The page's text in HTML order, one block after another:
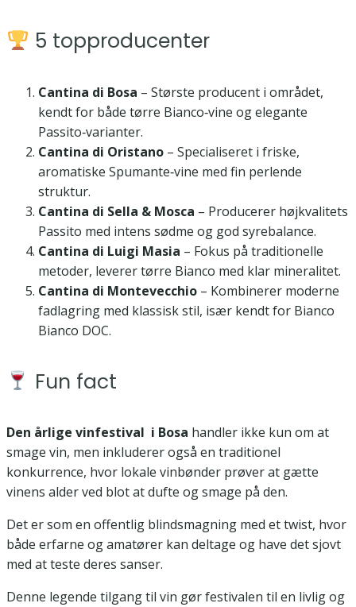
5 topproducenter
Cantina di Bosa – Største producent i området,
kendt for både tørre Bianco‑vine og elegante
Passito‑varianter.
Cantina di Oristano – Specialiseret i friske,
aromatiske Spumante‑vine med fin perlende
struktur.
Cantina di Sella & Mosca – Producerer højkvalitets
Passito med intens sødme og god syrebalance.
Cantina di Luigi Masia – Fokus på traditionelle
metoder, leverer tørre Bianco med klar mineralitet.
Cantina di Montevecchio – Kombinerer moderne
fadlagring med klassisk stil, især kendt for Bianco
Bianco DOC.
Fun fact
Den årlige vinfestival i Bosa handler ikke kun om at
smage vin, men inkluderer også en traditionel
konkurrence, hvor lokale vinbønder prøver at gætte
vinens alder ved blot at dufte og smage på den.
Det er som en offentlig blindsmagning med et twist, hvor
både erfarne og amatører kan deltage og have det sjovt
med at teste deres sanser.
Denne legende tilgang til vin gør festivalen til en livlig og